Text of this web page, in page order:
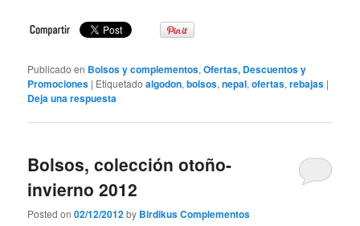
Publicado en Bolsos y complementos,Ofertas, Descuentos y
Promociones | Etiquetado algodon,bolsos,nepal,ofertas,rebajas |
Deja una respuesta
Bolsos, colección otoño-
invierno 2012
Posted on02/12/2012by Birdikus Complementos